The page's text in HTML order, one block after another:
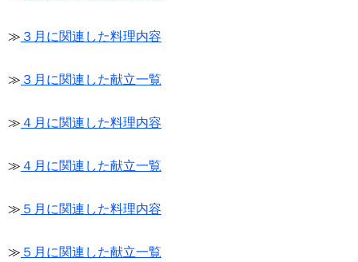
≫ ３月に関連した料理内容
≫ ３月に関連した献立一覧
≫ ４月に関連した料理内容
≫ ４月に関連した献立一覧
≫ ５月に関連した料理内容
≫ ５月に関連した献立一覧